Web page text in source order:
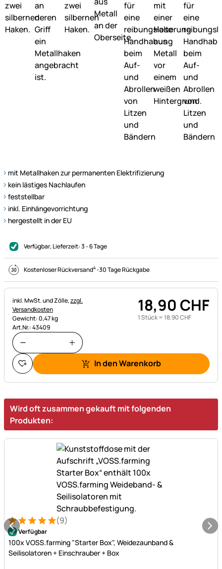
mit Metallhaken zur permanenten Elektrifizierung
kein lästiges Nachlaufen
feststellbar
inkl. Einhängevorrichtung
hergestellt in der EU
Verfügbar, Lieferzeit:3 - 6 Tage
Kostenloser Rückversand4-30 Tage Rückgabe
Steuerhinweis:
inkl. MwSt. und Zölle,zzgl.
Versandkosten
Gewicht: 0,47 kg
Art.Nr.: 43409
18,90 CHF
1 Stück =18,90CHF
In den Warenkorb
Wird oft zusammen gekauft mit folgenden
Produkten:
Bewertung: 5 von 5 (9 Bewertungen)
9 Bewertungen
(9)
Verfügbar
100x VOSS.farming "Starter Box", Weidezaunband &
Seilisolatoren + Einschrauber + Box